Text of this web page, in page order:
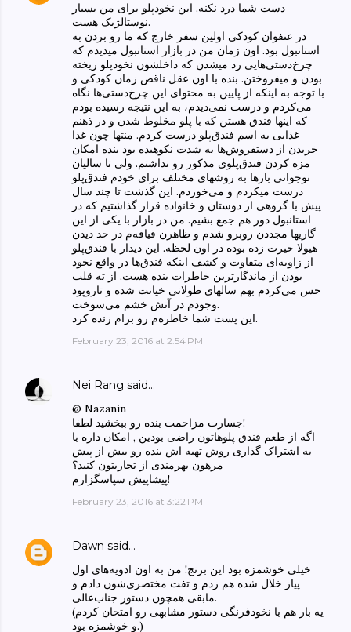
دست شما درد نکنه. این نخودپلو برای من بسیار
نوستالژیک هست.
در عنفوان کودکی اولین سفر خارج که ما رو بردن به
استانبول بود. اون زمان من در بازار استانبول میدیدم که
چرخ‌دستی‌هایی رد میشدن که داخلشون نخودپلو ریخته
بودن و میفروختن. بنده با اون عقل ناقص زمان کودکی و
با توجه به اینکه از پایین به محتوای این چرخ‌دستی‌ها نگاه
می‌کردم و درست نمی‌دیدم، به این نتیجه رسیده بودم
که اینها فندق هستن که با پلو مخلوط شدن و در ذهنم
غذایی به اسم فندق‌پلو درست کردم. منتها چون غذا
خریدن از دستفروش‌ها به شدت نکوهیده بود بنده امکان
مزه کردن فندق‌پلوی مذکور رو نداشتم. ولی تا سالیان
نوجوانی بارها به روشهای مختلف برای خودم فندق‌پلو
درست میکردم و می‌خوردم. این گذشت تا چند سال
پیش با گروهی از دوستان و خانواده قرار گذاشتیم که در
استانبول دور هم جمع بشیم. من در بازار با یکی از این
گاریها مجددن روبرو شدم و ظاهرن قیافه‌م در حد دیدن
هیولا حیرت زده بوده در اون لحظه. این دیدار با فندق‌پلو
از زاویه‌ای متفاوت و کشف اینکه فندق‌ها در واقع نخود
بودن از ماندگارترین خاطرات بنده هست. از ته قلب
حس می‌کردم بهم سالهای طولانی خیانت شده و تاروپود
وجودم در آتش خشم می‌سوخت.
این پست شما خاطره‌م رو برام زنده کرد.
February 23, 2016 at 2:54 PM
Nei Rang said…
@ Nazanin
جسارت مزاحمت بنده رو ببخشید لطفا!
اگه از طعم فندق پلوهاتون راضی بودین , امکان داره با
به اشتراک گذاری روش تهیه اش بنده رو بیش از پیش
مرهون بهرمندی از تجاربتون کنید؟
پیشاپیش سپاسگزارم!
February 23, 2016 at 3:22 PM
Dawn said…
خیلی خوشمزه بود این برنج! من به اون ادویه‌های اول
پیاز خلال شده هم زدم و تفت مختصری‌شون دادم و
مابقی همچون دستور جناب‌عالی.
(یه بار هم با نخودفرنگی دستور مشابهی رو امتحان کردم
و خوشمزه بود.)